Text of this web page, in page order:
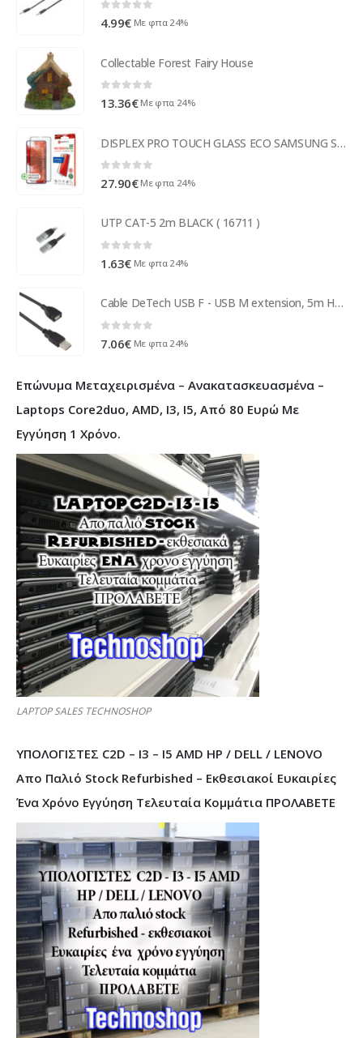
0out of 5
4.99€ Με φπα 24%
Collectable Forest Fairy House
0 out of 5
13.36€ Με φπα 24%
DISPLEX PRO TOUCH GLASS ECO SAMSUNG S22 / S23
0 out of 5
27.90€ Με φπα 24%
UTP CAT-5 2m BLACK ( 16711 )
0 out of 5
1.63€ Με φπα 24%
Cable DeTech USB F - USB M extension, 5m HQ - 18031
7.06€ Με φπα 24%
Επώνυμα Μεταχειρισμένα – Ανακατασκευασμένα –
Laptops Core2duo, AMD, I3, I5, Από 80 Ευρώ Με
Εγγύηση 1 Χρόνο.
LAPTOP SALES TECHNOSHOP
ΥΠΟΛΟΓΙΣΤΕΣ C2D – I3 – I5 AMD HP / DELL / LENOVO
Απο Παλιό Stock Refurbished – Εκθεσιακοί Ευκαιρίες
Ένα Χρόνο Εγγύηση Τελευταία Κομμάτια ΠΡΟΛΑΒΕΤΕ